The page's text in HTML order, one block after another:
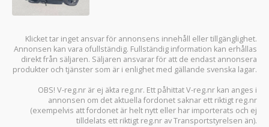
Klicket tar inget ansvar för annonsens innehåll eller tillgänglighet.
Annonsen kan vara ofullständig. Fullständig information kan erhållas
direkt från säljaren. Säljaren ansvarar för att de endast annonsera
produkter och tjänster som är i enlighet med gällande svenska lagar.
OBS! V-reg.nr är ej äkta reg.nr. Ett påhittat V-reg.nr kan anges i
annonsen om det aktuella fordonet saknar ett riktigt reg.nr
(exempelvis att fordonet är helt nytt eller har importerats och ej
tilldelats ett riktigt reg.nr av Transportstyrelsen än).